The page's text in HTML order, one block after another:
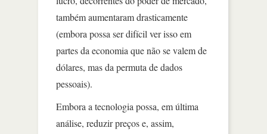
também aumentaram drasticamente
(embora possa ser difícil ver isso em
partes da economia que não se valem de
dólares, mas da permuta de dados
pessoais).
Embora a tecnologia possa, em última
análise, reduzir preços e, assim,